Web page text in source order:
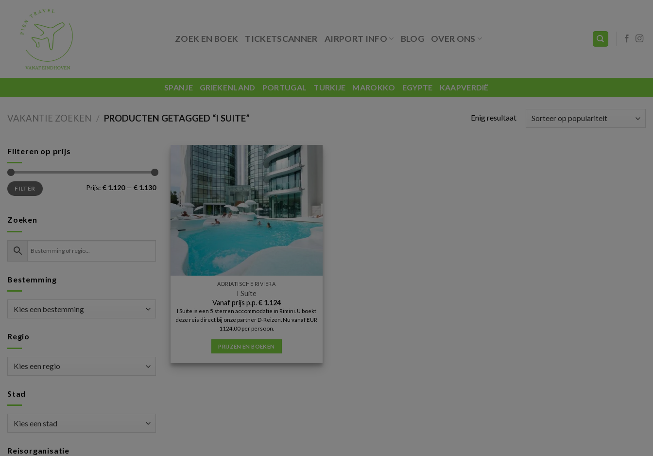
content
ZOEK EN BOEK TICKETSCANNER AIRPORT INFO BLOG OVER ONS
SPANJE GRIEKENLAND PORTUGAL TURKIJE MAROKKO EGYPTE KAAPVERDIË
VAKANTIE ZOEKEN / PRODUCTEN GETAGGED “I SUITE” Enig resultaat
Filteren op prijs
Min.
prijs
Max.
prijsFILTER Prijs: € 1.120— € 1.130
Zoeken
Bestemming
Regio
Stad
Reisorganisatie
ADRIATISCHE RIVIERA
I Suite
Vanaf prijs p.p.€1.124
I Suite is een 5 sterren accommodatie in Rimini. U boekt
deze reis direct bij onze partner D-Reizen. Nu vanaf EUR
1124.00 per persoon.
PRIJZEN EN BOEKEN